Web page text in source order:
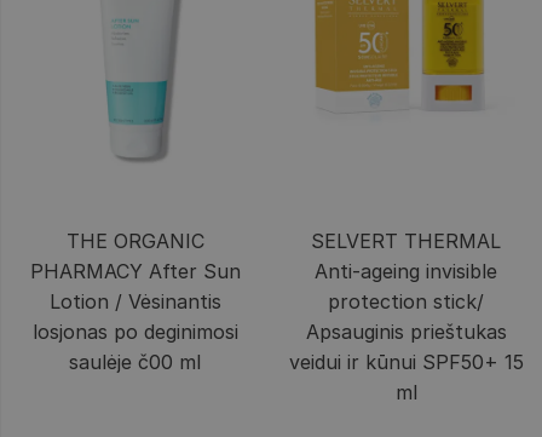
THE ORGANIC
PHARMACY After Sun
Lotion / Vėsinantis
losjonas po deginimosi
saulėje č00 ml
SELVERT THERMAL
Anti-ageing invisible
protection stick/
Apsauginis prieštukas
veidui ir kūnui SPF50+ 15
ml